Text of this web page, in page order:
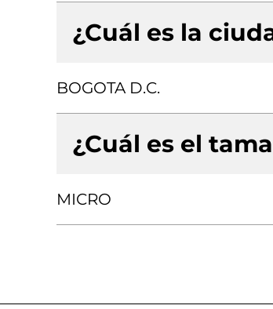
¿Cuál es la
BOGOTA D.C.
¿Cuál es el
MICRO